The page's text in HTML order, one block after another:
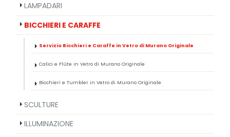
LAMPADARI
BICCHIERI E CARAFFE
Servizio Bicchieri e Caraffe in Vetro di Murano Originale
Calici e Flûte in Vetro di Murano Originale
Bicchieri e Tumbler in Vetro di Murano Originale
SCULTURE
ILLUMINAZIONE